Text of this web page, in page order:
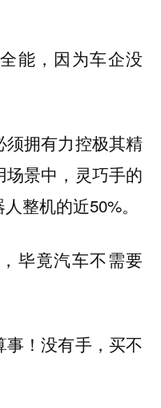
能，因为车企没
须拥有力控极其精
景中，灵巧手的
整机的近50%。
毕竟汽车不需要
！没有手，买不